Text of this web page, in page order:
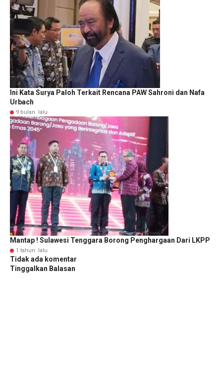
Ini Kata Surya Paloh Terkait Rencana PAW Sahroni dan Nafa
Urbach
9 bulan lalu
Mantap ! Sulawesi Tenggara Borong Penghargaan Dari LKPP
1 tahun lalu
Tidak ada komentar
Tinggalkan Balasan